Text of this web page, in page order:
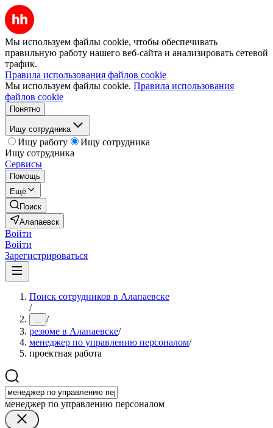
Мы используем файлы cookie, чтобы обеспечивать
правильную работу нашего веб-сайта и анализировать сетевой
трафик.
Правила использования файлов cookie
Мы используем файлы cookie. Правила использования
файлов cookie
Понятно
Ищу сотрудника
Ищу работу
Ищу сотрудника
Ищу сотрудника
Сервисы
Помощь
Ещё
Поиск
Алапаевск
Войти
Войти
Зарегистрироваться
Поиск сотрудников в Алапаевске
/
... /
резюме в Алапаевске/
менеджер по управлению персоналом/
проектная работа
менеджер по управлению персоналом